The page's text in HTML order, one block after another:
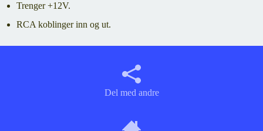
Trenger +12V.
RCA koblinger inn og ut.
Del med andre